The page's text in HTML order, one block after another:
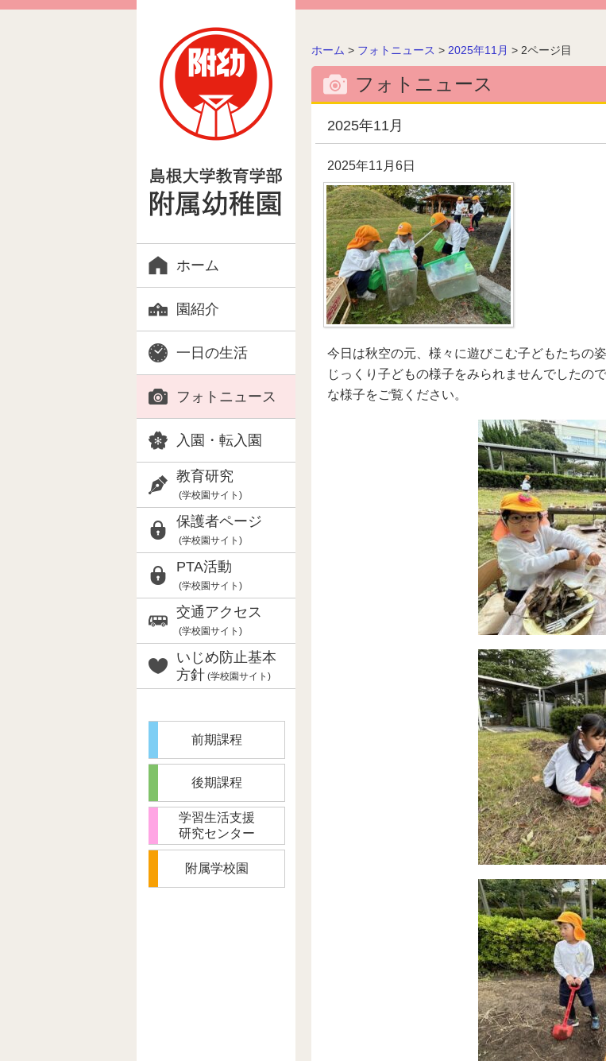
このページの本文へ
ホーム
園紹介
一日の生活
フォトニュース
入園・転入園
教育研究
(学校園サイト)
保護者ページ
(学校園サイト)
PTA活動
(学校園サイト)
交通アクセス
(学校園サイト)
いじめ防止基本
方針 (学校園サイト)
こ
の
ー
ホーム > フォトニュース > 2025年11月 > 2ページ目
フォトニュース
2025年11月
2025年11月6日
今日は秋空の元、様々に遊びこむ子どもたちの
じっくり子どもの様子をみられませんでしたの
な様子をご覧ください。
前期課程
後期課程
学習生活支援
研究センター
附属学校園